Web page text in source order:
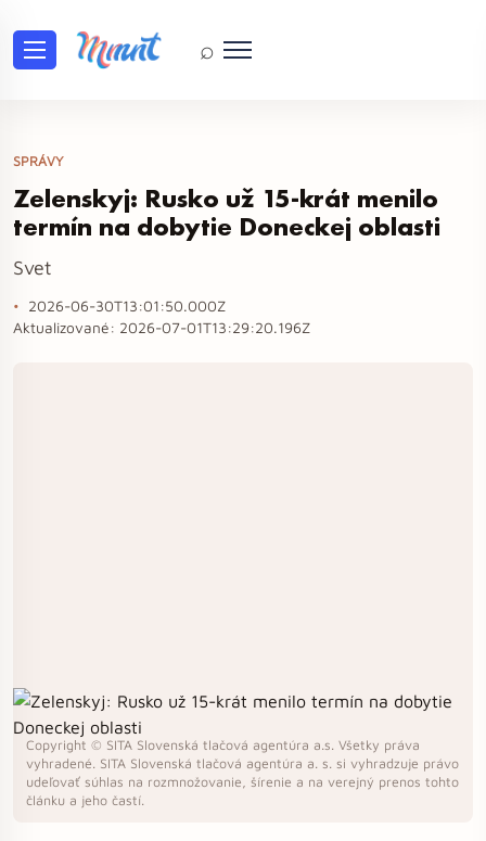
⌕
SPRÁVY
Zelenskyj: Rusko už 15-krát menilo
termín na dobytie Doneckej oblasti
Svet
2026-06-30T13:01:50.000Z
Aktualizované: 2026-07-01T13:29:20.196Z
Copyright © SITA Slovenská tlačová agentúra a.s. Všetky práva
vyhradené. SITA Slovenská tlačová agentúra a. s. si vyhradzuje právo
udeľovať súhlas na rozmnožovanie, šírenie a na verejný prenos tohto
článku a jeho častí.